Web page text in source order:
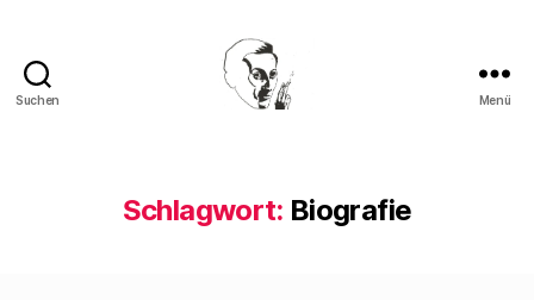
Suchen Menü
Schlagwort: Biografie